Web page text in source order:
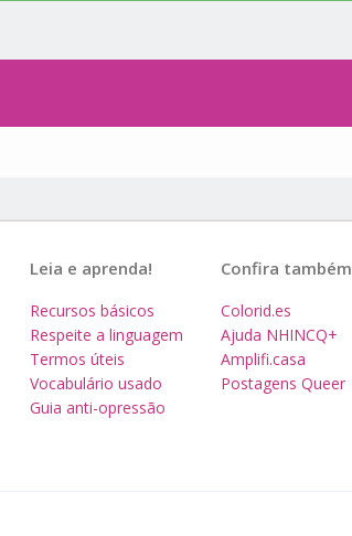
Confira também
Colorid.es
Ajuda NHINCQ+
Amplifi.casa
Postagens Queer
Leia e aprenda!
Recursos básicos
Respeite a linguagem
Termos úteis
Vocabulário usado
Guia anti-opressão